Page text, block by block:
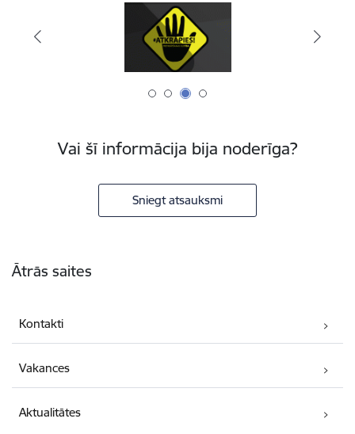
Vai šī informācija bija noderīga?
Sniegt atsauksmi
Ātrās saites
Kontakti
Vakances
Aktualitātes